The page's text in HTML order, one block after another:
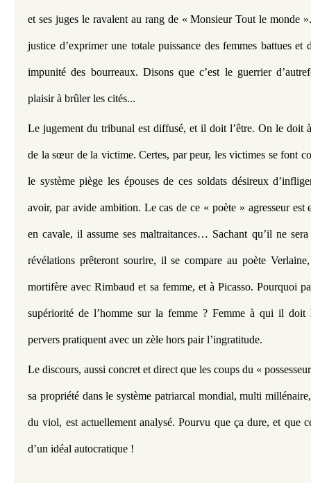
et ses juges le ravalent au rang de « Monsieur Tout le monde
justice d’exprimer une totale puissance des femmes battues et
impunité des bourreaux. Disons que c’est le guerrier
plaisir à brûler les cités...
Le jugement du tribunal est diffusé, et il doit l’être. On le doit
de la sœur de la victime. Certes, par peur, les victimes se font
le système piège les épouses de ces soldats désireux
avoir, par avide ambition. Le cas de ce « poète » agresseur est
en cavale, il assume ses maltraitances… Sachant qu’il ne
révélations prêteront sourire, il se compare au poète
mortifère avec Rimbaud et sa femme, et à Picasso. Pourquoi
supériorité de l’homme sur la femme ? Femme à qui il doit
pervers pratiquent avec un zèle hors pair l’ingratitude.
Le discours, aussi concret et direct que les coups du «
sa propriété dans le système patriarcal mondial, multi
du viol, est actuellement analysé. Pourvu que ça dure, et que
d’un idéal autocratique !